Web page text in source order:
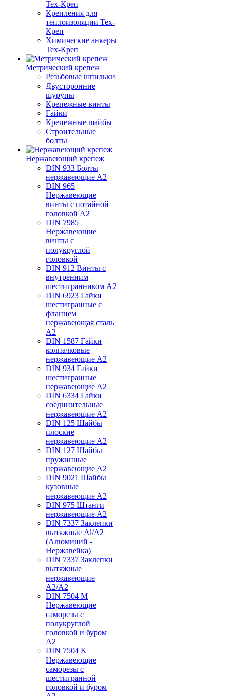
Тех-Креп
Крепления для
теплоизоляции Тех-
Креп
Химические анкеры
Тех-Креп
Метрический крепеж
Резьбовые шпильки
Двусторонние
шурупы
Крепежные винты
Гайки
Крепежные шайбы
Строительные
болты
Нержавеющий крепеж
DIN 933 Болты
нержавеющие А2
DIN 965
Нержавеющие
винты с потайной
головкой А2
DIN 7985
Нержавеющие
винты с
полукруглой
головкой
DIN 912 Винты с
внутренним
шестигранником А2
DIN 6923 Гайки
шестигранные с
фланцем
нержавеющая сталь
А2
DIN 1587 Гайки
колпачковые
нержавеющие А2
DIN 934 Гайки
шестигранные
нержавеющие А2
DIN 6334 Гайки
соединительные
нержавеющие А2
DIN 125 Шайбы
плоские
нержавеющие А2
DIN 127 Шайбы
пружинные
нержавеющие А2
DIN 9021 Шайбы
кузовные
нержавеющие А2
DIN 975 Штанги
нержавеющие А2
DIN 7337 Заклепки
вытяжные Al/A2
(Алюминий -
Нержавейка)
DIN 7337 Заклепки
вытяжные
нержавеющие
A2/A2
DIN 7504 M
Нержавеющие
саморезы с
полукруглой
головкой и буром
А2
DIN 7504 K
Нержавеющие
саморезы с
шестигранной
головкой и буром